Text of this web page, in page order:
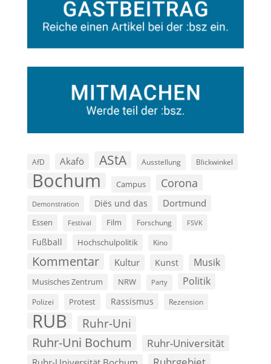
AfD Akafö AStA Ausstellung Blickwinkel
Bochum Campus Corona
Demonstration Diës und das Dortmund
Essen Festival Film Forschung FSVK
Fußball Hochschulpolitik Kino
Kommentar Kultur Kunst Musik
Musisches Zentrum NRW Party Politik
Polizei Protest Rassismus Rezension
RUB Ruhr-Uni
Ruhr-Uni Bochum Ruhr-Universität